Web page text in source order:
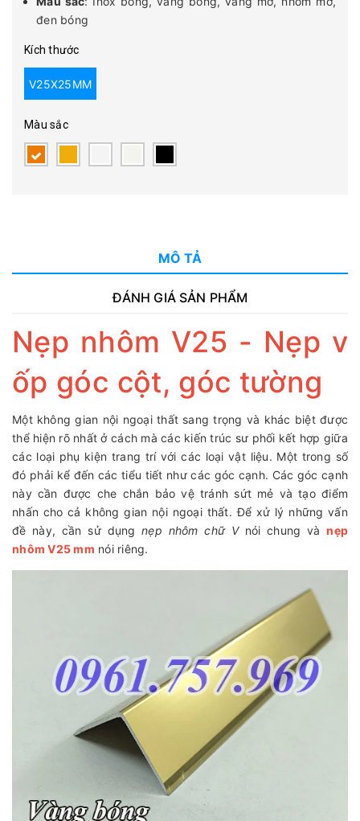
đen bóng
Kích thước
V25X25MM
Màu sắc
MÔ TẢ
ĐÁNH GIÁ SẢN PHẨM
Nẹp nhôm V25 - Nẹp v
ốp góc cột, góc tường
Một không gian nội ngoại thất sang trọng và khác biệt được
thể hiện rõ nhất ở cách mà các kiến trúc sư phối kết hợp giữa
các loại phụ kiện trang trí với các loại vật liệu. Một trong số
đó phải kể đến các tiểu tiết như các góc cạnh. Các góc cạnh
này cần được che chắn bảo vệ tránh sứt mẻ và tạo điểm
nhấn cho cả không gian nội ngoại thất. Để xử lý những vấn
đề này, cần sử dụngnẹp nhôm chữ Vnói chung vànẹp
nhôm V25 mm nói riêng.